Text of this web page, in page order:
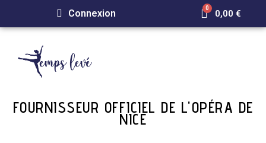
Connexion 0,00 €
FOURNISSEUR OFFICIEL DE L'OPÉRA DE
NICE